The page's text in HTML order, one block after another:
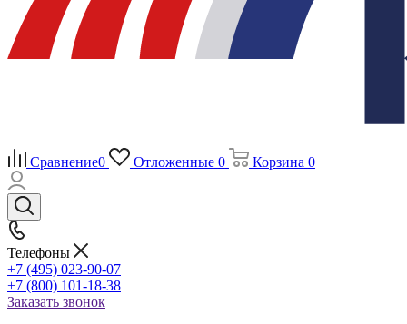
Сравнение0 Отложенные 0 Корзина 0
Телефоны
+7 (495) 023-90-07
+7 (800) 101-18-38
Заказать звонок